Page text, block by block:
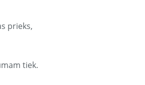
prieks,
tiek.